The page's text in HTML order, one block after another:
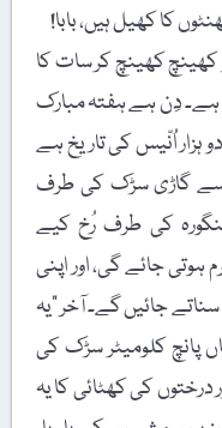
کا کھیل ہیں، بابا!
کھینچ کھینچ کر سات کا
ہے۔ دِن ہے ہفتہ مبارک
ہزار اُنّیس کی تاریخ ہے
سے گاڑی سڑک کی طرف
کی طرف رُخ کیے
جائے گی، اور اپنی
جائیں گے۔ آخر "یہ
پانچ کلومیٹر سڑک کی
درختوں کی کھٹائی کا یہ